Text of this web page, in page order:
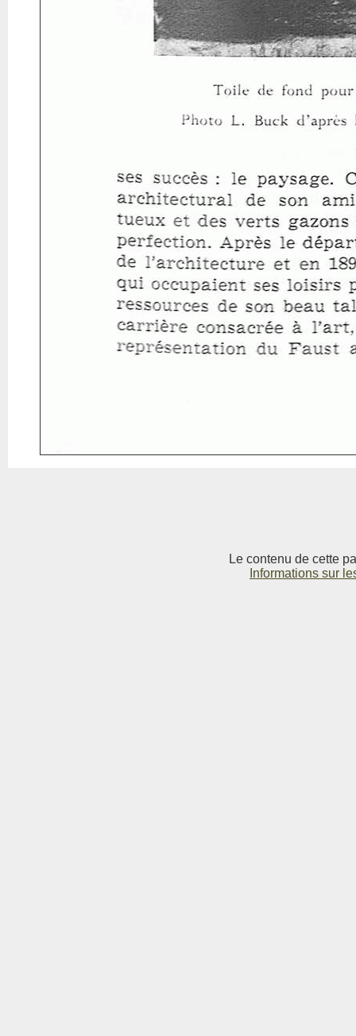
Le contenu de cette
Informations sur